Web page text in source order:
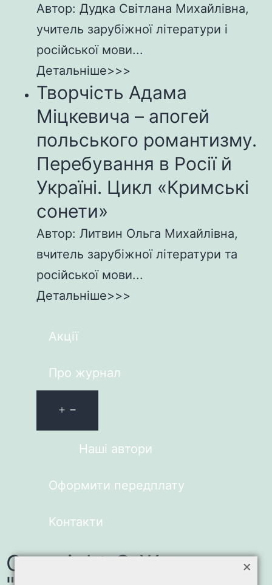
Автор: Дудка Світлана Михайлівна,
учитель зарубіжної літератури і
російської мови...
Детальніше>>>
Творчість Адама
Міцкевича – апогей
польського романтизму.
Перебування в Росії й
Україні. Цикл «Кримські
сонети»
Автор: Литвин Ольга Михайлівна,
вчитель зарубіжної літератури та
російської мови...
Детальніше>>>
Акції
Про журнал
Наші автори
Оформити передплату
Контакти
Copyright © Журнал
×